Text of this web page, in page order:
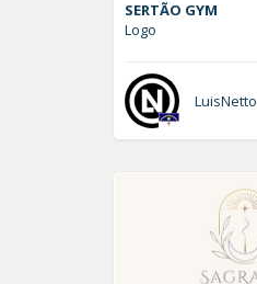
SERTÃO GYM
Logo
LuisNetto